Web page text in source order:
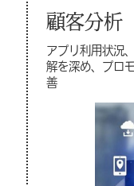
顧客分析
アプリ利用状況
解を深め、プロ
善